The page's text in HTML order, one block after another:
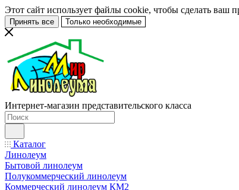
Этот сайт использует файлы cookie, чтобы сделать ваш
Принять все Только необходимые
Интернет-магазин представительского класса
Каталог
Линолеум
Бытовой линолеум
Полукоммерческий линолеум
Коммерческий линолеум КМ2